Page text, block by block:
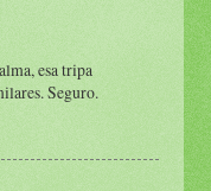
esa tripa
Seguro.